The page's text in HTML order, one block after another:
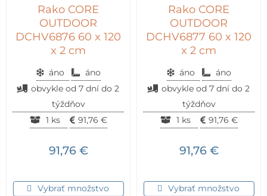
Rako CORE
OUTDOOR
DCHV6876 60 x 120
x 2 cm
áno
áno
obvykle od 7 dní do 2
týždňov
1 ks
91,76 €
91,76 €
Vybrať množstvo
Rako CORE
OUTDOOR
DCHV6877 60 x 120
x 2 cm
áno
áno
obvykle od 7 dní do 2
týždňov
1 ks
91,76 €
91,76 €
Vybrať množstvo